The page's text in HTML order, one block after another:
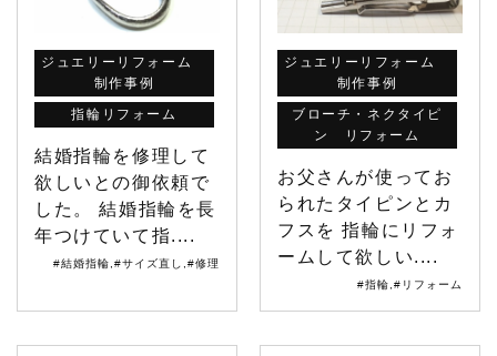
ジュエリーリフォーム
制作事例
指輪リフォーム
結婚指輪を修理して
欲しいとの御依頼で
した。 結婚指輪を長
年つけていて指....
#結婚指輪 #サイズ直し #修理
ジュエリーリフォーム
制作事例
ブローチ・ネクタイピ
ン リフォーム
お父さんが使ってお
られたタイピンとカ
フスを 指輪にリフォ
ームして欲しい....
#指輪 #リフォーム